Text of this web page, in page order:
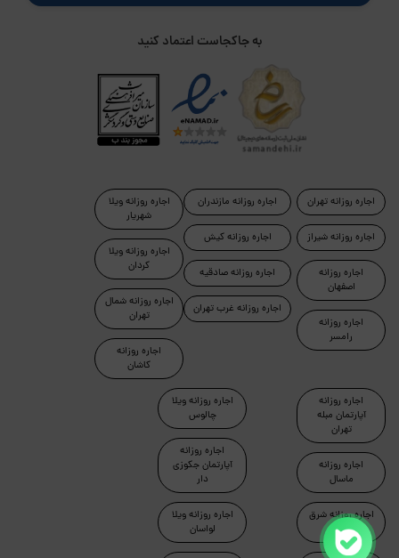
به جاکجاست اعتماد کنید
اجاره روزانه تهران
اجاره روزانه شیراز
اجاره روزانه
اصفهان
اجاره روزانه
رامسر
اجاره روزانه مازندران
اجاره روزانه کیش
اجاره روزانه صادقیه
اجاره روزانه غرب تهران
اجاره روزانه ویلا
شهریار
اجاره روزانه ویلا
کردان
اجاره روزانه شمال
تهران
اجاره روزانه
کاشان
اجاره روزانه
آپارتمان مبله
تهران
اجاره روزانه
ماسال
اجاره روزانه شرق
تهران
اجاره روزانه ویلا
چالوس
اجاره روزانه
آپارتمان جکوزی
دار
اجاره روزانه ویلا
لواسان